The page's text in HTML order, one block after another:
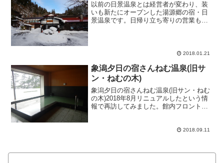
以前の日景温泉とは経営者が変わり、装
いも新たにオープンした湯源郷の宿・日
景温泉です。日帰り立ち寄りの営業もや
2018.01.21
象潟夕日の宿さんねむ温泉(旧サ
ン・ねむの木)
象潟夕日の宿さんねむ温泉(旧サン・ねむ
の木)2018年8月リニュアルしたという情
報で再訪してみました。館内フロント周
じ。「海が見えるお風呂をどうぞ」とい
2018.09.11